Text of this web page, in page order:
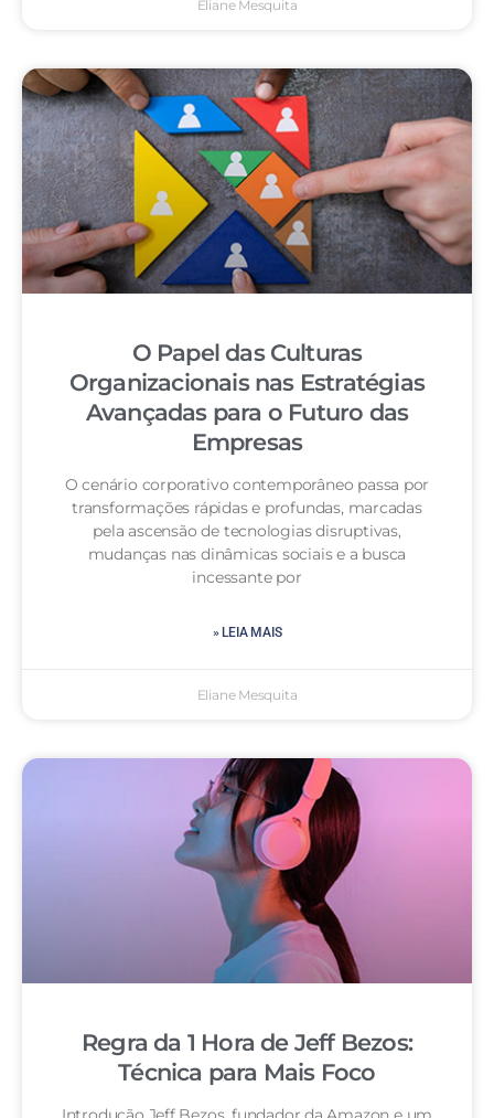
Eliane Mesquita
O Papel das Culturas
Organizacionais nas Estratégias
Avançadas para o Futuro das
Empresas
O cenário corporativo contemporâneo passa por
transformações rápidas e profundas, marcadas
pela ascensão de tecnologias disruptivas,
mudanças nas dinâmicas sociais e a busca
incessante por
» LEIA MAIS
Eliane Mesquita
Regra da 1 Hora de Jeff Bezos:
Técnica para Mais Foco